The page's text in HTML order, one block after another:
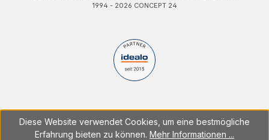
1994 - 2026 CONCEPT 24
Diese Website verwendet Cookies, um eine bestmögliche
Erfahrung bieten zu können. Mehr Informationen ...